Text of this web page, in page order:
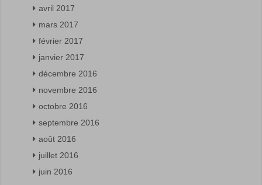
avril 2017
mars 2017
février 2017
janvier 2017
décembre 2016
novembre 2016
octobre 2016
septembre 2016
août 2016
juillet 2016
juin 2016